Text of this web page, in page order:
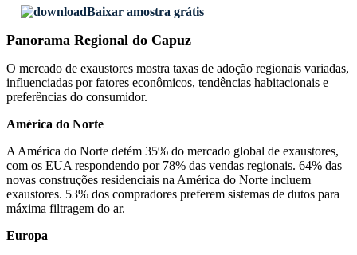
Baixar amostra grátis
Panorama Regional do Capuz
O mercado de exaustores mostra taxas de adoção regionais variadas,
influenciadas por fatores econômicos, tendências habitacionais e
preferências do consumidor.
América do Norte
A América do Norte detém 35% do mercado global de exaustores,
com os EUA respondendo por 78% das vendas regionais. 64% das
novas construções residenciais na América do Norte incluem
exaustores. 53% dos compradores preferem sistemas de dutos para
máxima filtragem do ar.
Europa